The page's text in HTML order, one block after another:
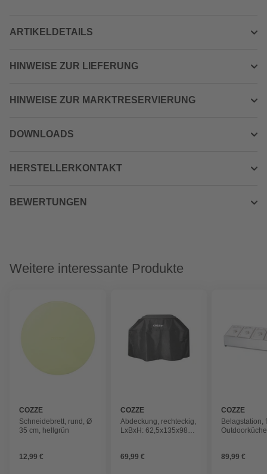
ARTIKELDETAILS
HINWEISE ZUR LIEFERUNG
HINWEISE ZUR MARKTRESERVIERUNG
DOWNLOADS
HERSTELLERKONTAKT
BEWERTUNGEN
Weitere interessante Produkte
COZZE
Schneidebrett, rund, Ø
35 cm, hellgrün
12,99 €
COZZE
Abdeckung, rechteckig,
LxBxH: 62,5x135x98
69,99 €
COZZE
Belagstation,
89,99 €